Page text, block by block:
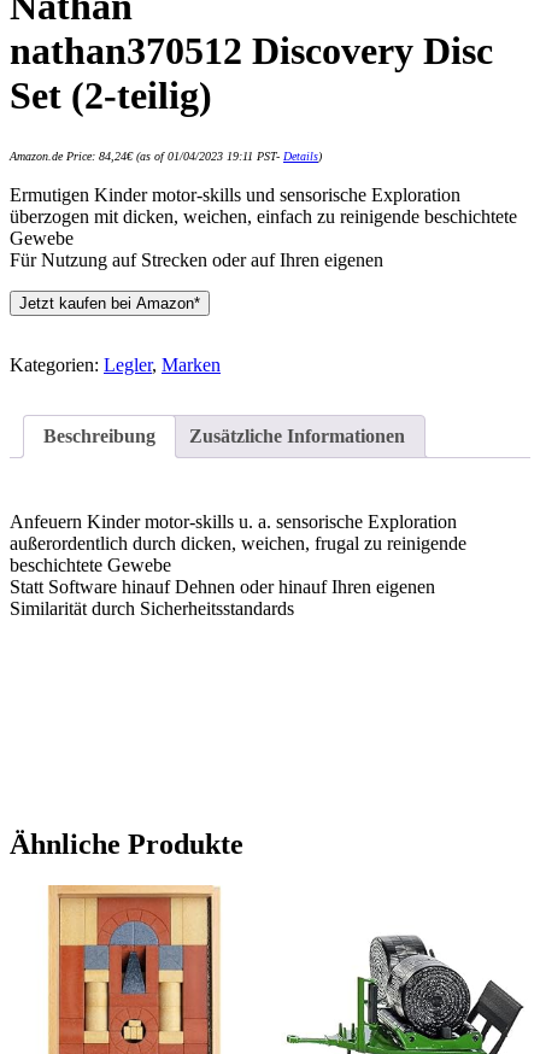
nathan370512 Discovery Disc
Set (2-teilig)
Amazon.de Price: 84,24€(as of 01/04/2023 19:11 PST- Details)
Ermutigen Kinder motor-skills und sensorische Exploration
überzogen mit dicken, weichen, einfach zu reinigende beschichtete
Gewebe
Für Nutzung auf Strecken oder auf Ihren eigenen
Jetzt kaufen bei Amazon*
Kategorien: Legler, Marken
Beschreibung Zusätzliche Informationen
Anfeuern Kinder motor-skills u. a. sensorische Exploration
außerordentlich durch dicken, weichen, frugal zu reinigende
beschichtete Gewebe
Statt Software hinauf Dehnen oder hinauf Ihren eigenen
Similarität durch Sicherheitsstandards
Ähnliche Produkte